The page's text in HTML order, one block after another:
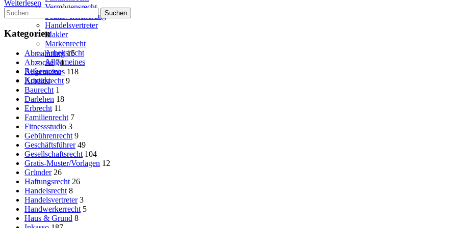
Vermögensrecht
Sozialversicherung
Handelsvertreter
Makler
Markenrecht
Arbeitsrecht
Allgemeines
Referenzen
Kontakt
Weiterlesen
Suchen
nach:
Kategorien
Abmahnung 15
Abzocke 74
Allgemeines 118
Arbeitsrecht 9
Baurecht 1
Darlehen 18
Erbrecht 11
Familienrecht 7
Fitnessstudio 3
Gebührenrecht 9
Geschäftsführer 49
Gesellschaftsrecht 104
Gratis-Muster/Vorlagen 12
Gründer 26
Haftungsrecht 26
Handelsrecht 8
Handelsvertreter 3
Handwerkerrecht 5
Haus & Grund 8